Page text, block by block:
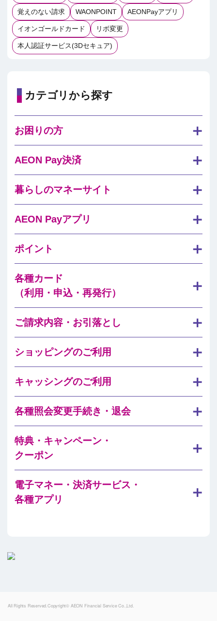
覚えのない請求 WAONPOINT AEONPayアプリ
イオンゴールドカード リボ変更
本人認証サービス(3Dセキュア)
カテゴリから探す
お困りの方
AEON Pay決済
暮らしのマネーサイト
AEON Payアプリ
ポイント
各種カード
（利用・申込・再発行）
ご請求内容・お引落とし
ショッピングのご利用
キャッシングのご利用
各種照会変更手続き・退会
特典・キャンペーン・
クーポン
電子マネー・決済サービス・
各種アプリ
All Rights Reserved.Copyright© AEON Financial Service Co.,Ltd.Powered by